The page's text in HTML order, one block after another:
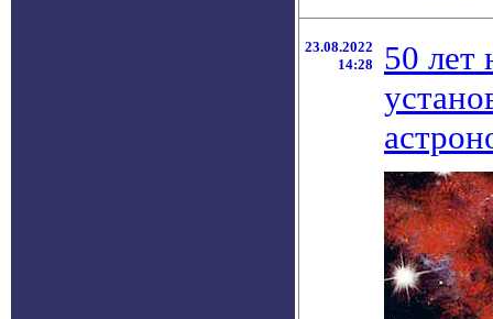
23.08.2022
14:28
50 лет